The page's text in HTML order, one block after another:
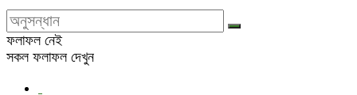
ফলাফল নেই
সকল ফলাফল দেখুন